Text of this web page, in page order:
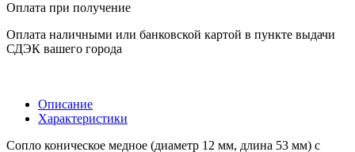
Оплата при получение
Оплата наличными или банковской картой в пункте выдачи
СДЭК вашего города
Описание
Характеристики
Сопло коническое медное (диаметр 12 мм, длина 53 мм) с